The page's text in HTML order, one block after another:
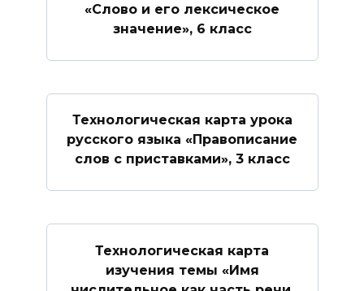
«Слово и его лексическое
значение», 6 класс
Технологическая карта урока
русского языка «Правописание
слов с приставками», 3 класс
Технологическая карта
изучения темы «Имя